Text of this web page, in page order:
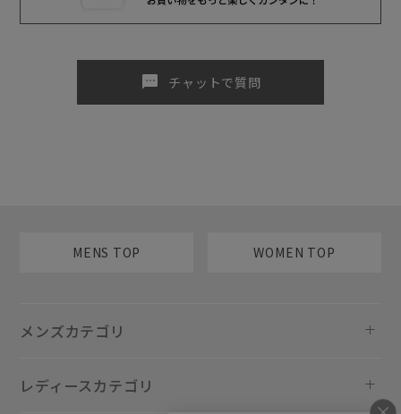
sms チャットで質問
MENS TOP WOMEN TOP
メンズカテゴリ
レディースカテゴリ